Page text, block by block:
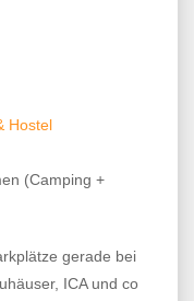
Hostel
(Camping +
gerade bei
ICA und co